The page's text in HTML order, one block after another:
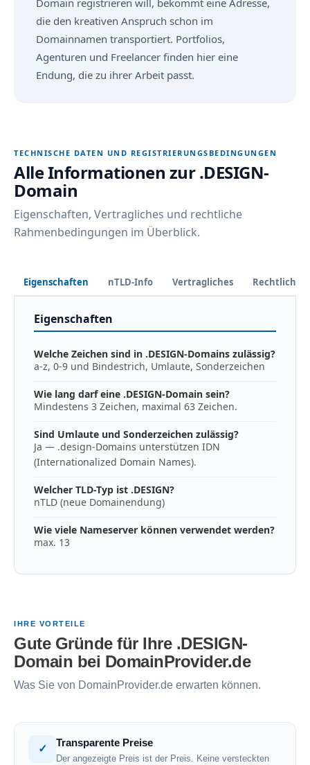
Domain registrieren will, bekommt eine Adresse,
die den kreativen Anspruch schon im
Domainnamen transportiert. Portfolios,
Agenturen und Freelancer finden hier eine
Endung, die zu ihrer Arbeit passt.
TECHNISCHE DATEN UND REGISTRIERUNGSBEDINGUNGEN
Alle Informationen zur .DESIGN-
Domain
Eigenschaften, Vertragliches und rechtliche
Rahmenbedingungen im Überblick.
Eigenschaften nTLD-Info Vertragliches Rechtliches
Eigenschaften
Welche Zeichen sind in .DESIGN-Domains zulässig?
a-z, 0-9 und Bindestrich, Umlaute, Sonderzeichen
Wie lang darf eine .DESIGN-Domain sein?
Mindestens 3 Zeichen, maximal 63 Zeichen.
Sind Umlaute und Sonderzeichen zulässig?
Ja — .design-Domains unterstützen IDN
(Internationalized Domain Names).
Welcher TLD-Typ ist .DESIGN?
nTLD (neue Domainendung)
Wie viele Nameserver können verwendet werden?
max. 13
IHRE VORTEILE
Gute Gründe für Ihre .DESIGN-
Domain bei DomainProvider.de
Was Sie von DomainProvider.de erwarten können.
✓
Transparente Preise
Der angezeigte Preis ist der Preis. Keine versteckten